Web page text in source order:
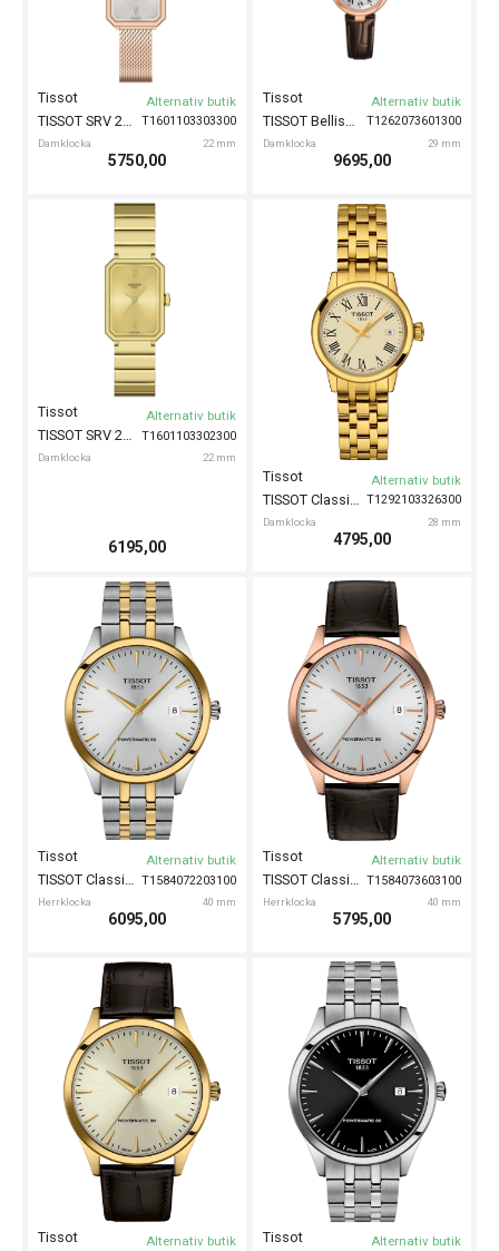
T1601103303300
Tissot
Damklocka 22 mm
Alternativ butik
5750,00
T1262073601300
Tissot
Damklocka 29 mm
Alternativ butik
9695,00
T1601103302300
Tissot
Damklocka 22 mm
TISSOT SRV 22mm
Alternativ butik
6195,00
T1292103326300
Tissot
Damklocka 28 mm
TISSOT Classic Dream 28mm
Alternativ butik
4795,00
T1584072203100
Tissot
Herrklocka 40 mm
TISSOT Classic Dream 40mm
Alternativ butik
6095,00
T1584073603100
Tissot
Herrklocka 40 mm
TISSOT Classic Dream 40mm
Alternativ butik
5795,00
Tissot Alternativ butik Tissot Alternativ butik